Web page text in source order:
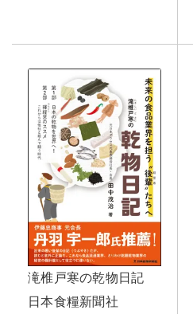
滝椎戸寒の乾物日記
日本食糧新聞社